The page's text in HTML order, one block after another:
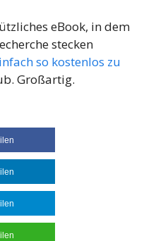
eBook, in dem
stecken
so kostenlos zu
Großartig.